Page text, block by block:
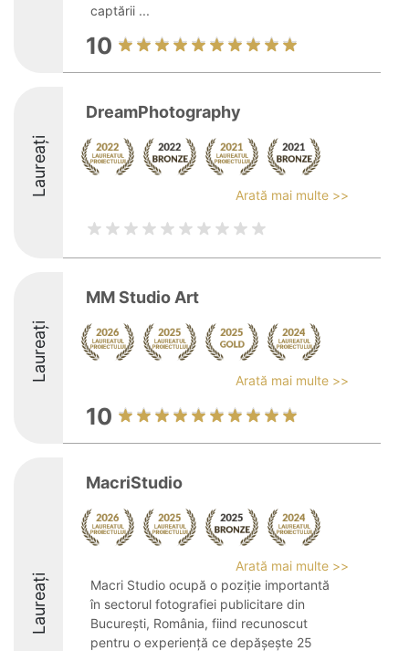
captării ...
10
Laureați
DreamPhotography
Arată mai multe >>
Laureați
MM Studio Art
Arată mai multe >>
10
Laureați
MacriStudio
Arată mai multe >>
Macri Studio ocupă o poziție importantă
în sectorul fotografiei publicitare din
București, România, fiind recunoscut
pentru o experiență ce depășește 25